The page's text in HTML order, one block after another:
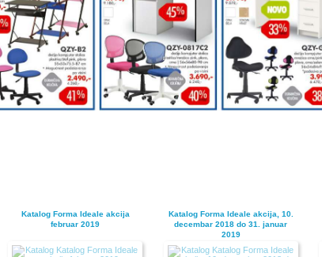
Katalog Forma Ideale akcija
februar 2019
Katalog Forma Ideale akcija, 10.
decembar 2018 do 31. januar
2019